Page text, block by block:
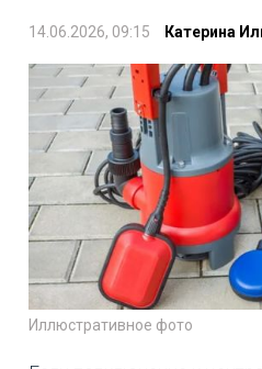
14.06.2026, 09:15 Катерина
Иллюстративное фото